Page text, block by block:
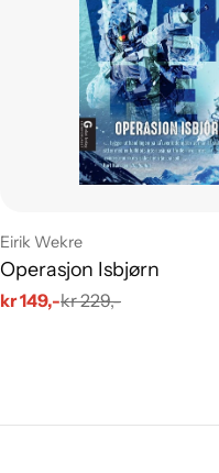
Leverandør:
Eirik Wekre
Operasjon Isbjørn
Salgs
kr 149,-
Vanlig kr 229,-